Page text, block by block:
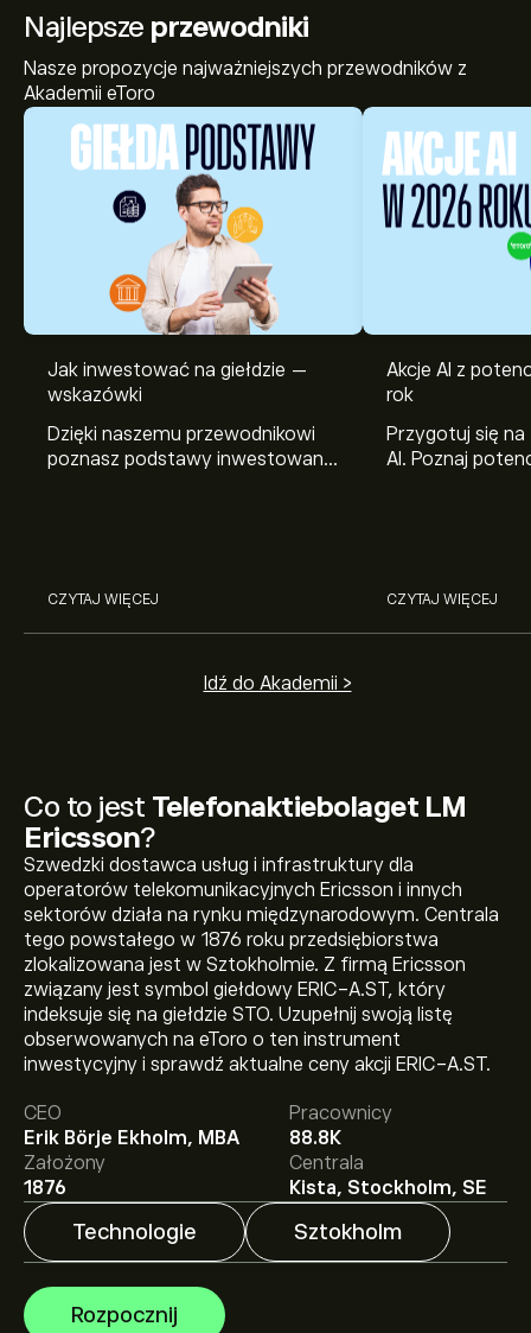
Co to jest Telefonaktiebolaget LM
Ericsson?
Szwedzki dostawca usług i infrastruktury dla
operatorów telekomunikacyjnych Ericsson i innych
sektorów działa na rynku międzynarodowym. Centrala
tego powstałego w 1876 roku przedsiębiorstwa
zlokalizowana jest w Sztokholmie. Z firmą Ericsson
związany jest symbol giełdowy ERIC-A.ST, który
indeksuje się na giełdzie STO. Uzupełnij swoją listę
obserwowanych na eToro o ten instrument
inwestycyjny i sprawdź aktualne ceny akcji ERIC-A.ST.
CEO
Erik Börje Ekholm, MBA
Pracownicy
88.8K
Założony
1876
Centrala
Kista, Stockholm, SE
Technologie Sztokholm
Rozpocznij
Najlepsze przewodniki
Nasze propozycje najważniejszych przewodników z
Akademii eToro
Jak inwestować na giełdzie —
wskazówki
Dzięki naszemu przewodnikowi
poznasz podstawy inwestowania
CZYTAJ WIĘCEJ
Akcje AI z
rok
Przygotuj się
AI. Poznaj
CZYTAJ WIĘCEJ
Idź do Akademii >
Aktualna cena instrumentu: ERIC-A.ST wynosi 97.90‎kr‎.
Średnia cena docelowa dla instrumentu:
Telefonaktiebolaget LM Ericsson wynosi 97.90‎kr‎.
Zarejestruj się
na eToro, aby poznać szczegółowe
prognozy analityków i ceny docelowe.
Analitycy oferują prognozy dla instrumentu:
Telefonaktiebolaget LM Ericsson w oparciu o trendy
rynkowe, raporty finansowe i przewidywany wzrost.
Sprawdź najnowsze prognozy dotyczące przyszłych